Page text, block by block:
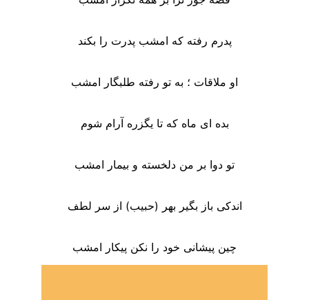
پدرم رفته که امشب پدرت را بکند
او ملاقات ؛ به تو رفته طلبگار امشب
بده ای ماه که تا یگزره آرام شوم
تو دوا بر من دلخسته و بیمار امشب
اندکی باز بگیر بهر (حبیب) از سر لطف
چین پیشانی خود را نکن پیکار امشب